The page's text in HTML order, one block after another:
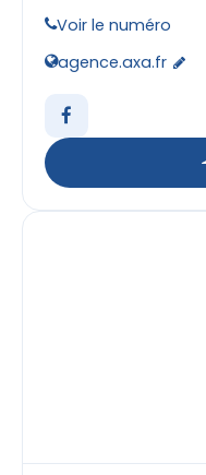
Voir le numéro
agence.axa.fr